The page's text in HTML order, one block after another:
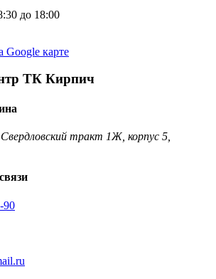
до 18:00
Google карте
ТК Кирпич
тракт 1Ж, корпус 5,
90